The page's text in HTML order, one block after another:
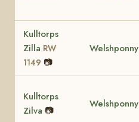
Kulltorps
Zilla RW
1149 📷
Welshponny
Kulltorps
Zilva 📷
Welshponny